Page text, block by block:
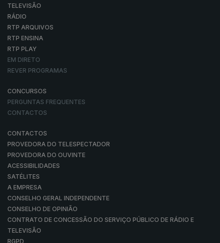
TELEVISÃO
RÁDIO
RTP ARQUIVOS
RTP ENSINA
RTP PLAY
EM DIRETO
REVER PROGRAMAS
CONCURSOS
PERGUNTAS FREQUENTES
CONTACTOS
CONTACTOS
PROVEDORA DO TELESPECTADOR
PROVEDORA DO OUVINTE
ACESSIBILIDADES
SATÉLITES
A EMPRESA
CONSELHO GERAL INDEPENDENTE
CONSELHO DE OPINIÃO
CONTRATO DE CONCESSÃO DO SERVIÇO PÚBLICO DE RÁDIO E
TELEVISÃO
RGPD